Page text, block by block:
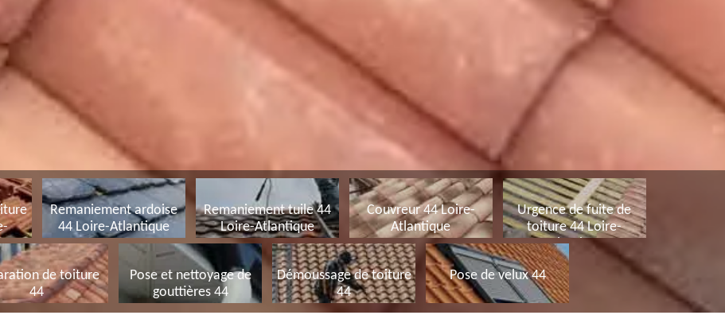
Remaniement ardoise
44 Loire-Atlantique
Remaniement tuile 44
Loire-Atlantique
Couvreur 44 Loire-
Atlantique
Urgence de fuite de
toiture 44 Loire-
Atlantique
de toiture
44
Pose et nettoyage de
gouttières 44
Démoussage de toiture
44
Pose de velux 44